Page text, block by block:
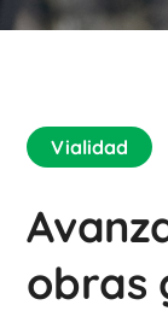
Vialidad
obras